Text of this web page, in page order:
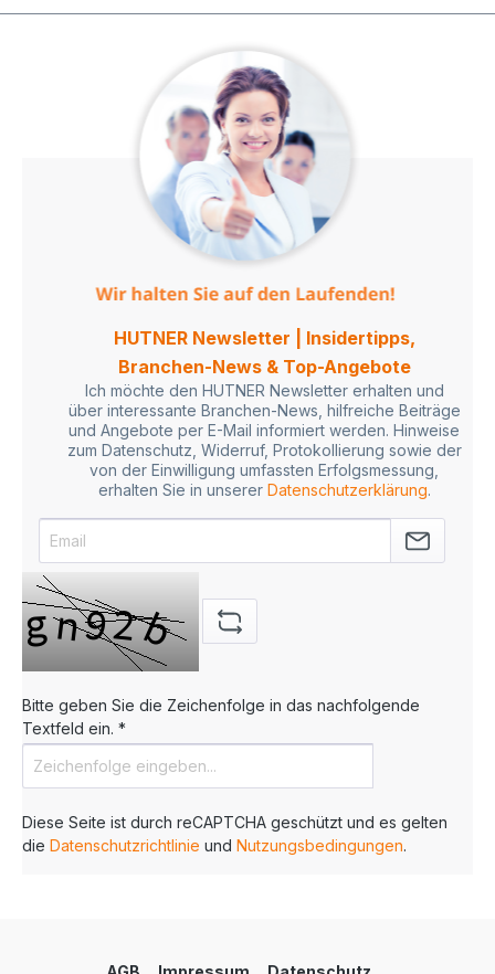
HUTNER Newsletter | Insidertipps,
Branchen-News & Top-Angebote
Ich möchte den HUTNER Newsletter erhalten und
über interessante Branchen-News, hilfreiche Beiträge
und Angebote per E-Mail informiert werden. Hinweise
zum Datenschutz, Widerruf, Protokollierung sowie der
von der Einwilligung umfassten Erfolgsmessung,
erhalten Sie in unserer Datenschutzerklärung.
Bitte geben Sie die Zeichenfolge in das nachfolgende
Textfeld ein. *
Diese Seite ist durch reCAPTCHA geschützt und es gelten
die Datenschutzrichtlinie und Nutzungsbedingungen.